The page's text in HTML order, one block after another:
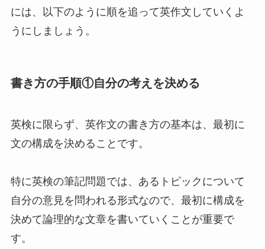
には、以下のように順を追って英作文していくよ
うにしましょう。
書き方の手順①自分の考えを決める
英検に限らず、英作文の書き方の基本は、最初に
文の構成を決めることです。
特に英検の筆記問題では、あるトピックについて
自分の意見を問われる形式なので、最初に構成を
決めて論理的な文章を書いていくことが重要で
す。